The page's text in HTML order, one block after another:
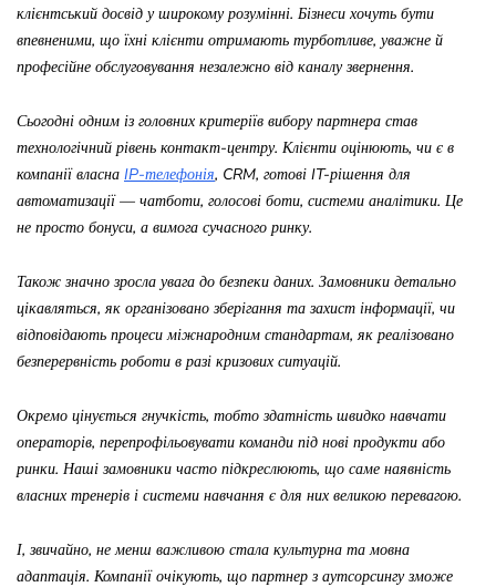
клієнтський досвід у широкому розумінні. Бізнеси хочуть бути
впевненими, що їхні клієнти отримають турботливе, уважне й
професійне обслуговування незалежно від каналу звернення.
Сьогодні одним із головних критеріїв вибору партнера став
технологічний рівень контакт-центру. Клієнти оцінюють, чи є в
компанії власна IP-телефонія, CRM, готові IT-рішення для
автоматизації — чатботи, голосові боти, системи аналітики. Це
не просто бонуси, а вимога сучасного ринку.
Також значно зросла увага до безпеки даних. Замовники детально
цікавляться, як організовано зберігання та захист інформації, чи
відповідають процеси міжнародним стандартам, як реалізовано
безперервність роботи в разі кризових ситуацій.
Окремо цінується гнучкість, тобто здатність швидко навчати
операторів, перепрофільовувати команди під нові продукти або
ринки. Наші замовники часто підкреслюють, що саме наявність
власних тренерів і системи навчання є для них великою перевагою.
І, звичайно, не менш важливою стала культурна та мовна
адаптація. Компанії очікують, що партнер з аутсорсингу зможе